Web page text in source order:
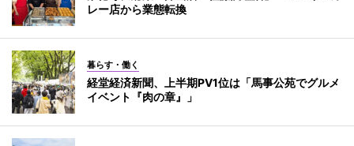
レー店から業態転換
暮らす・働く
経堂経済新聞、上半期PV1位は「馬事公苑でグルメ
イベント『肉の章』」